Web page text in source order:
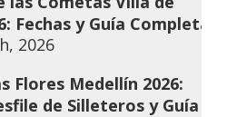
Fechas y Guía Completa
2026
Flores Medellín 2026:
de Silleteros y Guía